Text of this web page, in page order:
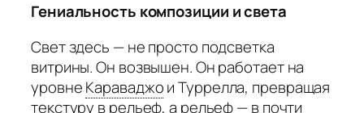
Гениальность композиции и света
Свет здесь — не просто подсветка
витрины. Он возвышен. Он работает на
уровнеКараваджои Туррелла, превращая
текстуру в рельеф, а рельеф — в почти